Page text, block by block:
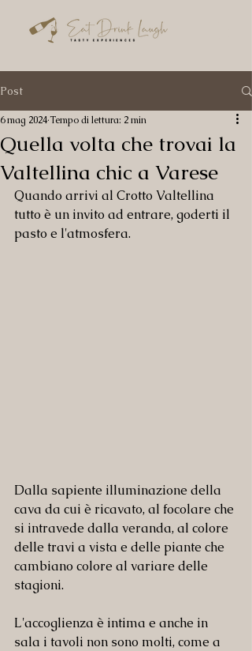
Post
Quella volta che trovai la
Valtellina chic a Varese
6 mag 2024Tempo di lettura: 2 min
Quando arrivi al Crotto Valtellina
tutto è un invito ad entrare, goderti il
pasto e l'atmosfera.
Dalla sapiente illuminazione della
cava da cui è ricavato, al focolare che
si intravede dalla veranda, al colore
delle travi a vista e delle piante che
cambiano colore al variare delle
stagioni.
L'accoglienza è intima e anche in
sala i tavoli non sono molti, come a